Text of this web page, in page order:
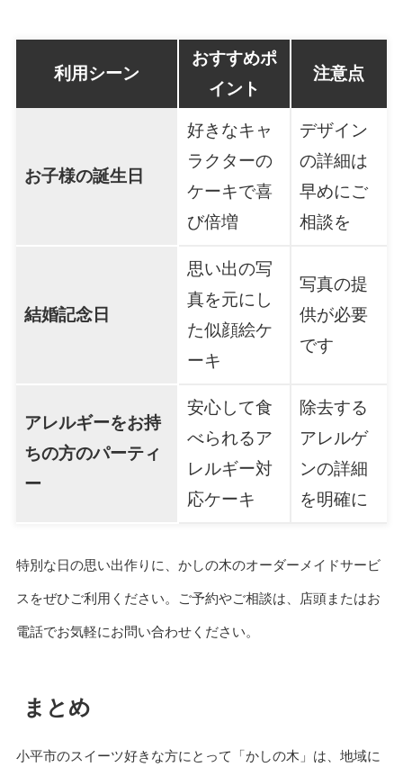
利用シーン
おすすめポ
イント
注意点
お子様の誕生日
好きなキャ
ラクターの
ケーキで喜
び倍増
デザイン
の詳細は
早めにご
相談を
結婚記念日
思い出の写
真を元にし
た似顔絵ケ
ーキ
写真の提
供が必要
です
アレルギーをお持
ちの方のパーティ
ー
安心して食
べられるア
レルギー対
応ケーキ
除去する
アレルゲ
ンの詳細
を明確に
特別な日の思い出作りに、かしの木のオーダーメイドサービ
スをぜひご利用ください。ご予約やご相談は、店頭またはお
電話でお気軽にお問い合わせください。
まとめ
小平市のスイーツ好きな方にとって「かしの木」は、地域に